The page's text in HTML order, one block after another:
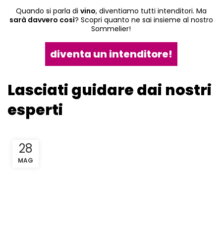
Quando si parla di vino, diventiamo tutti intenditori. Ma
sarà davvero così? Scopri quanto ne sai insieme al nostro
Sommelier!
diventa un intenditore!
Lasciati guidare dai nostri
esperti
28
MAG